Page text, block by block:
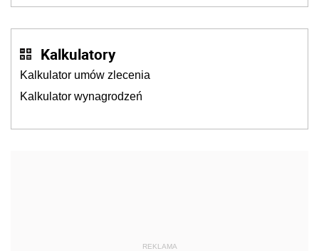
Kalkulatory
Kalkulator umów zlecenia
Kalkulator wynagrodzeń
REKLAMA